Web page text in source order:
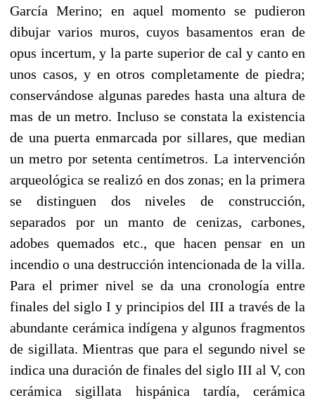
García Merino; en aquel momento se pudieron
dibujar varios muros, cuyos basamentos eran de
opus incertum, y la parte superior de cal y canto en
unos casos, y en otros completamente de piedra;
conservándose algunas paredes hasta una altura de
mas de un metro. Incluso se constata la existencia
de una puerta enmarcada por sillares, que median
un metro por setenta centímetros. La intervención
arqueológica se realizó en dos zonas; en la primera
se distinguen dos niveles de construcción,
separados por un manto de cenizas, carbones,
adobes quemados etc., que hacen pensar en un
incendio o una destrucción intencionada de la villa.
Para el primer nivel se da una cronología entre
finales del siglo I y principios del III a través de la
abundante cerámica indígena y algunos fragmentos
de sigillata. Mientras que para el segundo nivel se
indica una duración de finales del siglo III al V, con
cerámica sigillata hispánica tardía, cerámica